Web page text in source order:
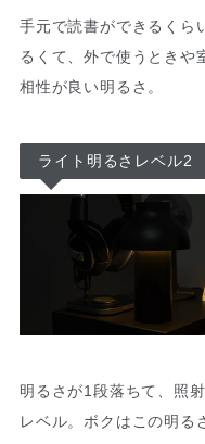
手元で読書ができるくら
るくて、外で使うときや
相性が良い明るさ。
ライト明るさレベル2
明るさが1段落ちて、照
レベル。ボクはこの明る